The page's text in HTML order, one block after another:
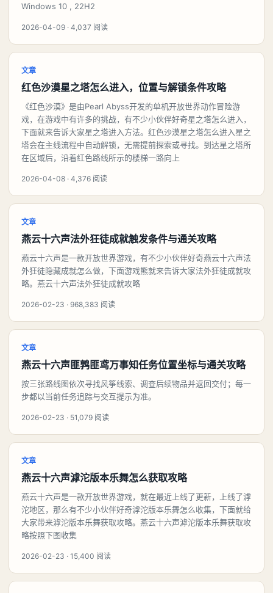
Windows 10 , 22H2
2026-04-09 · 4,037 阅读
文章
红色沙漠星之塔怎么进入，位置与解锁条件攻略
《红色沙漠》是由Pearl Abyss开发的单机开放世界动作冒险游
戏，在游戏中有许多的挑战，有不少小伙伴好奇星之塔怎么进入，
下面就来告诉大家星之塔进入方法。红色沙漠星之塔怎么进入星之
塔会在主线流程中自动解锁，无需提前探索或寻找。到达星之塔所
在区域后，沿着红色路线所示的楼梯一路向上
2026-04-08 · 4,376 阅读
文章
燕云十六声法外狂徒成就触发条件与通关攻略
燕云十六声是一款开放世界游戏，有不少小伙伴好奇燕云十六声法
外狂徒隐藏成就怎么做，下面游戏熊就来告诉大家法外狂徒成就攻
略。燕云十六声法外狂徒成就攻略
2026-02-23 · 968,383 阅读
文章
燕云十六声匪鹑匪鸢万事知任务位置坐标与通关攻略
按三张路线图依次寻找风筝线索、调查后续物品并返回交付；每一
步都以当前任务追踪与交互提示为准。
2026-02-23 · 51,079 阅读
文章
燕云十六声滹沱版本乐舞怎么获取攻略
燕云十六声是一款开放世界游戏，就在最近上线了更新，上线了滹
沱地区，那么有不少小伙伴好奇滹沱版本乐舞怎么收集，下面就给
大家带来滹沱版本乐舞获取攻略。燕云十六声滹沱版本乐舞获取攻
略按照下图收集
2026-02-23 · 15,400 阅读